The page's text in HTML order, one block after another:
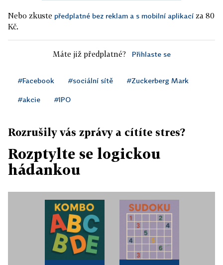
Nebo zkuste předplatné bez reklam a s mobilní aplikací za 80
Kč.
Máte již předplatné? Přihlaste se
#Facebook #sociální sítě #Zuckerberg Mark
#akcie #IPO
Rozrušily vás zprávy a cítíte stres?
Rozptylte se logickou
hádankou